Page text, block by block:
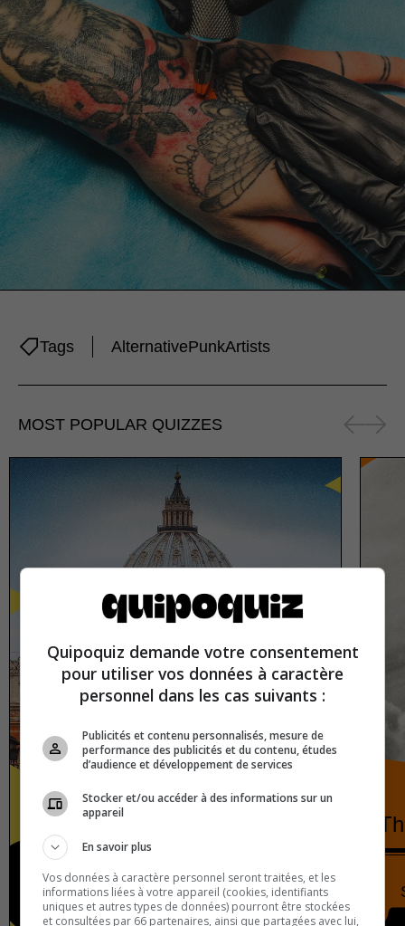
Tags AlternativePunkArtists
MOST POPULAR QUIZZES
European capitals
Europe True or false
Quipoquiz demande votre consentement
pour utiliser vos données à caractère
personnel dans les cas suivants :
Publicités et contenu personnalisés, mesure de
performance des publicités et du contenu, études
d’audience et développement de services
Stocker et/ou accéder à des informations sur un
appareil
En savoir plus
Vos données à caractère personnel seront traitées, et les
informations liées à votre appareil (cookies, identifiants
uniques et autres types de données) pourront être stockées
et consultées par 66 partenaires, ainsi que partagées avec lui,